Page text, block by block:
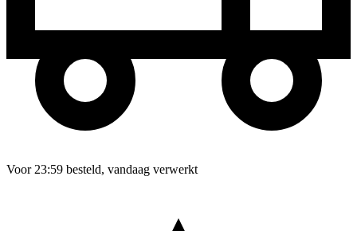
Voor 23:59 besteld, vandaag verwerkt